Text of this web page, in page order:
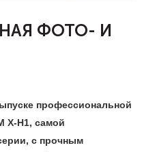
ФОТО- И
профессиональной
X-H1, самой
с прочным